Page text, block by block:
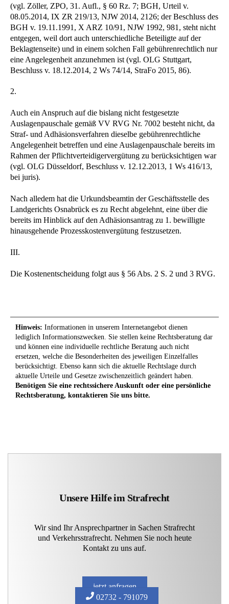
(vgl. Zöller, ZPO, 31. Aufl., § 60 Rz. 7; BGH, Urteil v.
08.05.2014, IX ZR 219/13, NJW 2014, 2126; der Beschluss des
BGH v. 19.11.1991, X ARZ 10/91, NJW 1992, 981, steht nicht
entgegen, weil dort auch unterschiedliche Beteiligte auf der
Beklagtenseite) und in einem solchen Fall gebührenrechtlich nur
eine Angelegenheit anzunehmen ist (vgl. OLG Stuttgart,
Beschluss v. 18.12.2014, 2 Ws 74/14, StraFo 2015, 86).
2.
Auch ein Anspruch auf die bislang nicht festgesetzte
Auslagenpauschale gemäß VV RVG Nr. 7002 besteht nicht, da
Straf- und Adhäsionsverfahren dieselbe gebührenrechtliche
Angelegenheit betreffen und eine Auslagenpauschale bereits im
Rahmen der Pflichtverteidigervergütung zu berücksichtigen war
(vgl. OLG Düsseldorf, Beschluss v. 12.12.2013, 1 Ws 416/13,
bei juris).
Nach alledem hat die Urkundsbeamtin der Geschäftsstelle des
Landgerichts Osnabrück es zu Recht abgelehnt, eine über die
bereits im Hinblick auf den Adhäsionsantrag zu 1. bewilligte
hinausgehende Prozesskostenvergütung festzusetzen.
III.
Die Kostenentscheidung folgt aus § 56 Abs. 2 S. 2 und 3 RVG.
Hinweis: Informationen in unserem Internetangebot dienen
lediglich Informationszwecken. Sie stellen keine Rechtsberatung dar
und können eine individuelle rechtliche Beratung auch nicht
ersetzen, welche die Besonderheiten des jeweiligen Einzelfalles
berücksichtigt. Ebenso kann sich die aktuelle Rechtslage durch
aktuelle Urteile und Gesetze zwischenzeitlich geändert haben.
Benötigen Sie eine rechtssichere Auskunft oder eine persönliche
Rechtsberatung, kontaktieren Sie uns bitte.
Unsere Hilfe im Strafrecht
Wir sind Ihr Ansprechpartner in Sachen Strafrecht
und Verkehrsstrafrecht. Nehmen Sie noch heute
Kontakt zu uns auf.
jetzt anfragen
02732 - 791079